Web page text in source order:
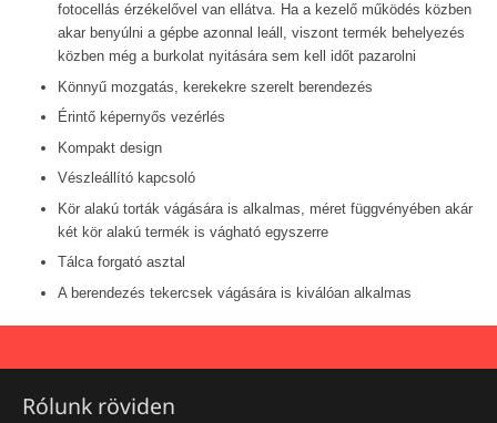
fotocellás érzékelővel van ellátva. Ha a kezelő működés közben
akar benyúlni a gépbe azonnal leáll, viszont termék behelyezés
közben még a burkolat nyitására sem kell időt pazarolni
Könnyű mozgatás, kerekekre szerelt berendezés
Érintő képernyős vezérlés
Kompakt design
Vészleállító kapcsoló
Kör alakú torták vágására is alkalmas, méret függvényében akár
két kör alakú termék is vágható egyszerre
Tálca forgató asztal
A berendezés tekercsek vágására is kiválóan alkalmas
Rólunk röviden